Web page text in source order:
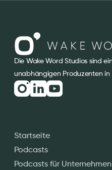
Die Wake Word Studios sind
unabhängigen Produzenten in
Startseite
Podcasts
Podcasts für Unternehmen